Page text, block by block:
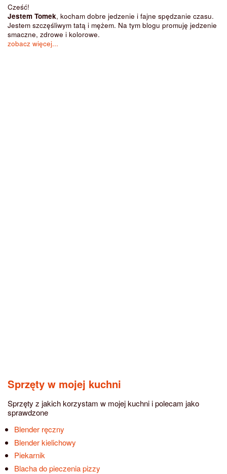
Cześć!
Jestem Tomek, kocham dobre jedzenie i fajne spędzanie czasu.
Jestem szczęśliwym tatą i mężem. Na tym blogu promuję jedzenie
smaczne, zdrowe i kolorowe.
zobacz więcej...
Sprzęty w mojej kuchni
Sprzęty z jakich korzystam w mojej kuchni i polecam jako
sprawdzone
Blender ręczny
Blender kielichowy
Piekarnik
Blacha do pieczenia pizzy